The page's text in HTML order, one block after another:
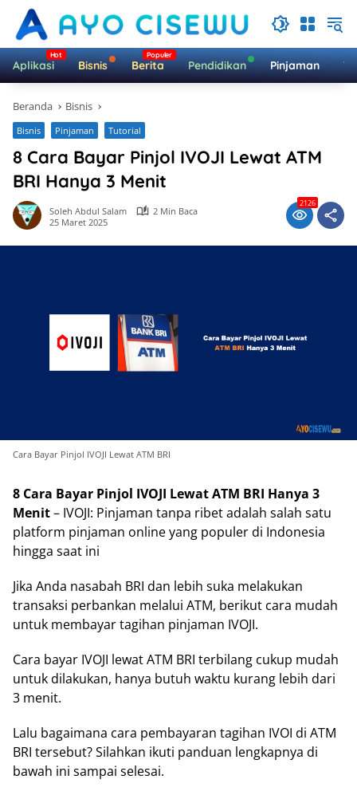
Langsung
konten
Aplikasi Bisnis Berita Pendidikan Pinjaman
Beranda Bisnis
Bisnis Pinjaman Tutorial
8 Cara Bayar Pinjol IVOJI Lewat ATM
BRI Hanya 3 Menit
Soleh Abdul Salam
2 Min Baca
25 Maret 2025
2126
Cara Bayar Pinjol IVOJI Lewat ATM BRI
8 Cara Bayar Pinjol IVOJI Lewat ATM BRI Hanya 3
Menit– IVOJI: Pinjaman tanpa ribet adalah salah satu
platform pinjaman online yang populer di Indonesia
hingga saat ini
Jika Anda nasabah BRI dan lebih suka melakukan
transaksi perbankan melalui ATM, berikut cara mudah
untuk membayar tagihan pinjaman IVOJI.
Cara bayar IVOJI lewat ATM BRI terbilang cukup mudah
untuk dilakukan, hanya butuh waktu kurang lebih dari
3 menit.
Lalu bagaimana cara pembayaran tagihan IVOI di ATM
BRI tersebut? Silahkan ikuti panduan lengkapnya di
bawah ini sampai selesai.